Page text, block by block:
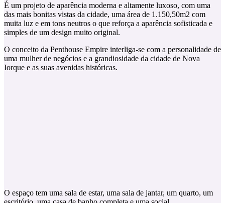
É um projeto de aparência moderna e altamente luxoso, com uma
das mais bonitas vistas da cidade, uma área de 1.150,50m2 com
muita luz e em tons neutros o que reforça a aparência sofisticada e
simples de um design muito original.
O conceito da Penthouse Empire interliga-se com a personalidade de
uma mulher de negócios e a grandiosidade da cidade de Nova
Iorque e as suas avenidas históricas.
O espaço tem uma sala de estar, uma sala de jantar, um quarto, um